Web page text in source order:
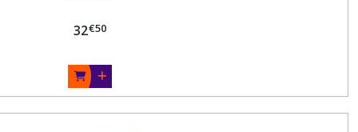
32€50